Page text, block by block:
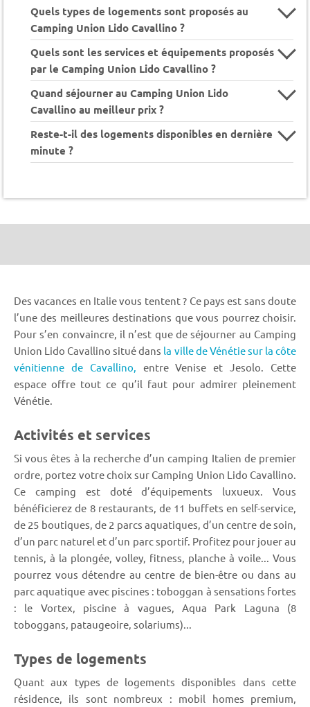
Quels types de logements sont proposés au
Camping Union Lido Cavallino ?
Quels sont les services et équipements proposés
par le Camping Union Lido Cavallino ?
Quand séjourner au Camping Union Lido
Cavallino au meilleur prix ?
Reste-t-il des logements disponibles en dernière
minute ?
Des vacances en Italie vous tentent ? Ce pays est sans doute
l’une des meilleures destinations que vous pourrez choisir.
Pour s’en convaincre, il n’est que de séjourner au Camping
Union Lido Cavallino situé dans la ville de Vénétie sur la côte
vénitienne de Cavallino,
entre Venise et Jesolo. Cette
espace offre tout ce qu’il faut pour admirer pleinement
Vénétie.
Activités et services
Si vous êtes à la recherche d’un camping Italien de premier
ordre, portez votre choix sur Camping Union Lido Cavallino.
Ce camping est doté d’équipements luxueux. Vous
bénéficierez de 8 restaurants, de 11 buffets en self-service,
de 25 boutiques, de 2 parcs aquatiques, d’un centre de soin,
d’un parc naturel et d’un parc sportif. Profitez pour jouer au
tennis, à la plongée, volley, fitness, planche à voile... Vous
pourrez vous détendre au centre de bien-être ou dans au
parc aquatique avec piscines : toboggan à sensations fortes
: le Vortex, piscine à vagues, Aqua Park Laguna (8
toboggans, pataugeoire, solariums)...
Types de logements
Quant aux types de logements disponibles dans cette
résidence, ils sont nombreux : mobil homes premium,